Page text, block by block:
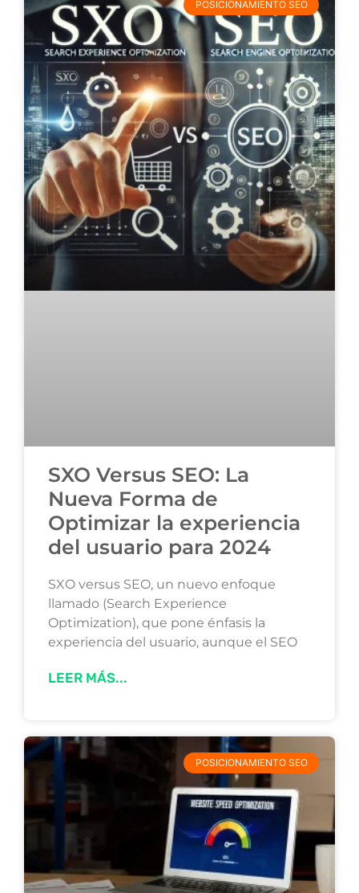
POSICIONAMIENTO SEO
SXO Versus SEO: La
Nueva Forma de
Optimizar la experiencia
del usuario para 2024
SXO versus SEO, un nuevo enfoque
llamado (Search Experience
Optimization), que pone énfasis la
experiencia del usuario, aunque el SEO
LEER MÁS...
POSICIONAMIENTO SEO